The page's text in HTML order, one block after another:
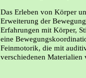
Das Erleben von Körper
Erweiterung der
Erfahrungen mit Körper,
eine
Feinmotorik, die mit
verschiedenen Materialien